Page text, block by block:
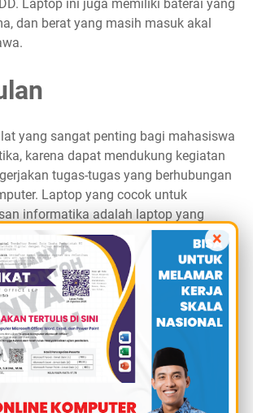
Laptop ini juga memiliki baterai yang
dan berat yang masih masuk akal
yang sangat penting bagi mahasiswa
karena dapat mendukung kegiatan
tugas-tugas yang berhubungan
Laptop yang cocok untuk
informatika adalah laptop yang
yang cukup tinggi, terutama pada
RAM, dan kartu grafis.
memiliki spesifikasi yang cukup
harga yang cukup mahal. Oleh
jurusan informatika perlu
beberapa faktor sebelum membeli
kebutuhan, kualitas, dan merek.
faktor tersebut, beberapa
yang cocok untuk mahasiswa
×